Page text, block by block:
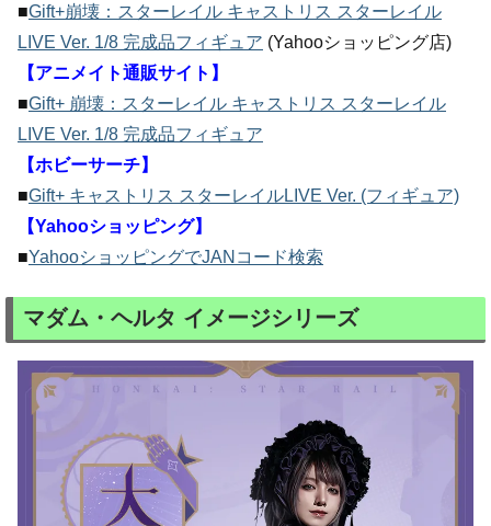
■Gift+崩壊：スターレイル キャストリス スターレイル
LIVE Ver. 1/8 完成品フィギュア (Yahooショッピング店)
【アニメイト通販サイト】
■Gift+ 崩壊：スターレイル キャストリス スターレイル
LIVE Ver. 1/8 完成品フィギュア
【ホビーサーチ】
■Gift+ キャストリス スターレイルLIVE Ver. (フィギュア)
【Yahooショッピング】
■YahooショッピングでJANコード検索
マダム・ヘルタ イメージシリーズ